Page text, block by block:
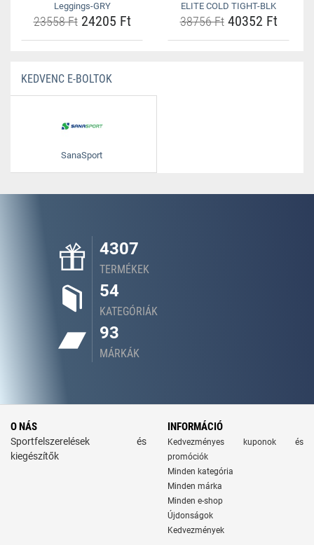
Leggings-GRY
23558 Ft24205 Ft
ELITE COLD TIGHT-BLK
38756 Ft40352 Ft
KEDVENC E-BOLTOK
SanaSport
4307
TERMÉKEK
54
KATEGÓRIÁK
93
MÁRKÁK
O NÁS
Sportfelszerelések és
kiegészítők
INFORMÁCIÓ
Kedvezményes kuponok és
promóciók
Minden kategória
Minden márka
Minden e-shop
Újdonságok
Kedvezmények